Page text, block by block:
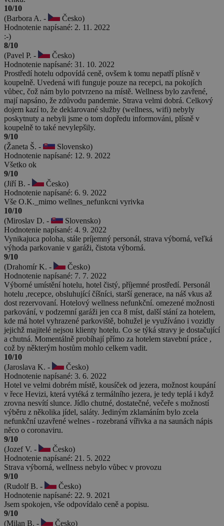
10/10
(Barbora A. -
Česko)
Hodnotenie napísané: 2. 11. 2022
:-)
8/10
(Pavel P. -
Česko)
Hodnotenie napísané: 31. 10. 2022
Prostředí hotelu odpovídá ceně, ovšem k tomu nepatří plísně v
koupelně. Uvedená wifi funguje pouze na recepci, na pokojích
vůbec, čož nám bylo potvrzeno na místě. Wellness bylo zavřené,
mají napsáno, že zdůvodu pandemie. Strava velmi dobrá. Celkový
dojem kazí to, že deklarované služby (wellness, wifi) nebyly
poskytnuty a nebyli jsme o tom dopředu informováni, plísně v
koupelně to také nevylepšily.
9/10
(Žaneta Š. -
Slovensko)
Hodnotenie napísané: 12. 9. 2022
Všetko ok
9/10
(Jiří B. -
Česko)
Hodnotenie napísané: 6. 9. 2022
Vše O.K._mimo wellnes_nefunkcni vyrivka
10/10
(Miroslav D. -
Slovensko)
Hodnotenie napísané: 4. 9. 2022
Vynikajuca poloha, stále príjemný personál, strava výborná, veľká
výhoda parkovanie v garáži, čistota výborná.
9/10
(Drahomír K. -
Česko)
Hodnotenie napísané: 7. 7. 2022
Výborné umístění hotelu, hotel čistý, příjemné prostředí. Personál
hotelu ,recepce, obsluhující číšníci, starší generace, na náš vkus až
dost rezervovaní. Hotelový wellness nefunkční. omezené možnosti
parkování, v podzemní garáži jen cca 8 míst, další stání za hotelem,
kde má hotel vyhrazené parkoviště, bohužel je využíváno i vozidly
jejichž majitelé nejsou klienty hotelu. Co se týká stravy je dostačující
a chutná. Momentálně probíhají přímo za hotelem stavební práce ,
což by některým hostům mohlo celkem vadit.
10/10
(Jaroslava K. -
Česko)
Hodnotenie napísané: 3. 6. 2022
Hotel ve velmi dobrém místě, kousíček od jezera, možnost koupání
v řece Hevizi, která vytéká z termálního jezera, je tedy teplá i když
zrovna nesvítí slunce. Jídlo chutné, dostatečné, večeře s možností
výběru z několika jídel, saláty. Jediným zklamáním bylo zcela
nefunkční uzavřené welnes - rozebraná vířivka a na saunách nápis
něco o coronaviru.
9/10
(Jozef V. -
Česko)
Hodnotenie napísané: 21. 5. 2022
Strava výborná, wellness nebylo vůbec v provozu
9/10
(Rudolf B. -
Česko)
Hodnotenie napísané: 22. 9. 2021
Jsem spokojen, vše odpovídalo ceně a popisu.
9/10
(Milan B. -
Česko)